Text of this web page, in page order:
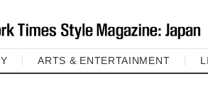
ARTS & ENTERTAINMENT